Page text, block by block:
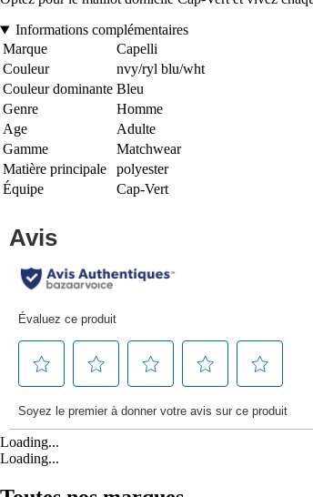
Informations complémentaires
Marque
Capelli
Couleur
nvy/ryl blu/wht
Couleur dominante Bleu
Genre
Homme
Age
Adulte
Gamme
Matchwear
Matière principale
polyester
Équipe
Cap-Vert
Loading...
Loading...